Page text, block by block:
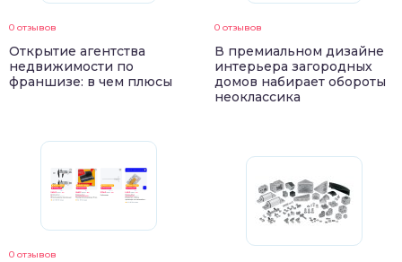
0 отзывов
Открытие агентства
недвижимости по
франшизе: в чем плюсы
0 отзывов
0 отзывов
В премиальном дизайне
интерьера загородных
домов набирает обороты
неоклассика